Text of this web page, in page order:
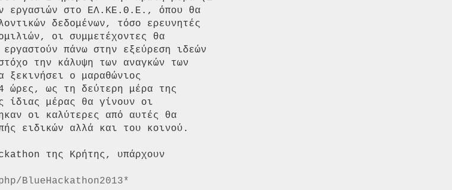
εργασιών στο ΕΛ.ΚΕ.Θ.Ε., όπου θα
δεδομένων, τόσο ερευνητές
οι συμμετέχοντες θα
πάνω στην εξεύρεση ιδεών
την κάλυψη των αναγκών των
ο μαραθώνιος
ώρες, ως τη δεύτερη μέρα της
ίδιας μέρας θα γίνουν οι
οι καλύτερες από αυτές θα
ειδικών αλλά και του κοινού.
της Κρήτης, υπάρχουν
BlueHackathon2013*